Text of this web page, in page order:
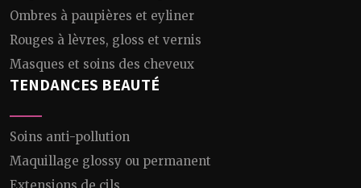
Ombres à paupières et eyliner
Rouges à lèvres, gloss et vernis
Masques et soins des cheveux
TENDANCES BEAUTÉ
Soins anti-pollution
Maquillage glossy ou permanent